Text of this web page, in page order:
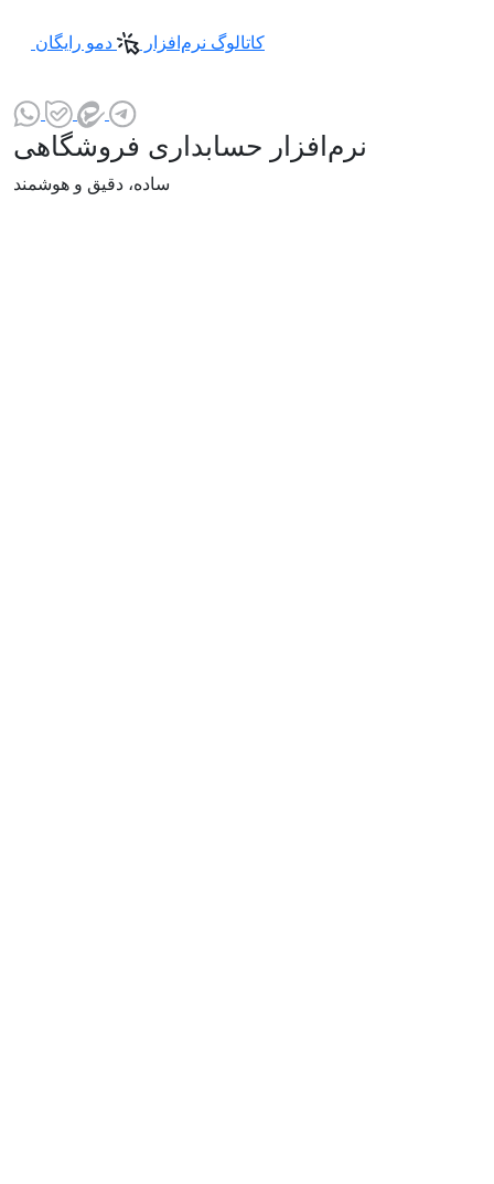
کاتالوگ نرم‌افزار
دمو رایگان
نرم‌افزار حسابداری فروشگاهی
ساده، دقیق و هوشمند